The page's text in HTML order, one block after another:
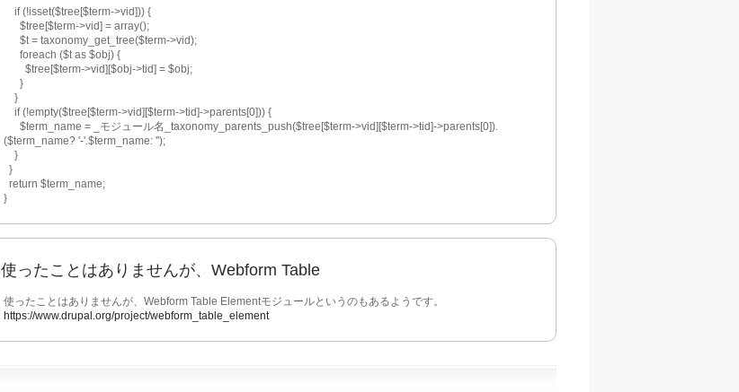
    if (!isset($tree[$term->vid])) {
      $tree[$term->vid] = array();
      $t = taxonomy_get_tree($term->vid);
      foreach ($t as $obj) {
        $tree[$term->vid][$obj->tid] = $obj;
      }
    }
    if (!empty($tree[$term->vid][$term->tid]->parents[0])) {
($term_name? '-'.$term_name: '');
    }
  }
  return $term_name;
}
使ったことはありませんが、Webform Table
使ったことはありませんが、Webform Table Elementモジュールというのもあるようです。
https://www.drupal.org/project/webform_table_element